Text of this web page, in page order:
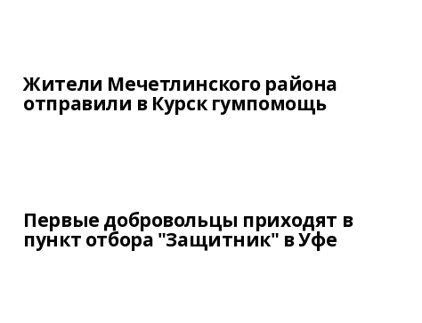
Жители Мечетлинского района
отправили в Курск гумпомощь
Первые добровольцы приходят в
пункт отбора "Защитник" в Уфе